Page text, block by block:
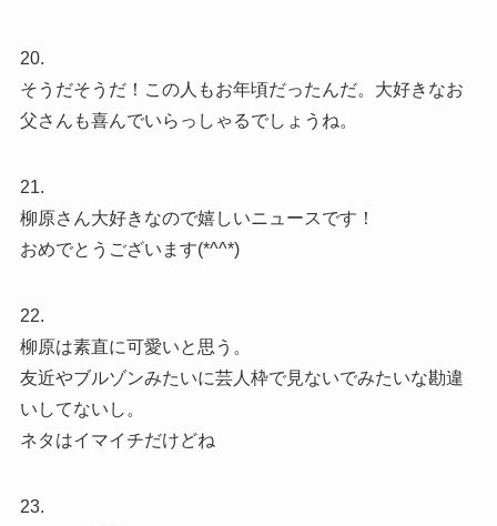
20.
そうだそうだ！この人もお年頃だったんだ。大好きなお
父さんも喜んでいらっしゃるでしょうね。
21.
柳原さん大好きなので嬉しいニュースです！
おめでとうございます(*^^*)
22.
柳原は素直に可愛いと思う。
友近やブルゾンみたいに芸人枠で見ないでみたいな勘違
いしてないし。
ネタはイマイチだけどね
23.